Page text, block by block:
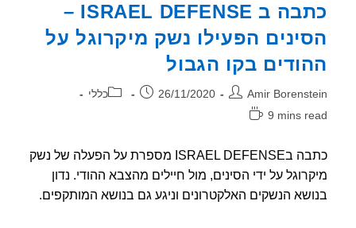
שפגעה
בדיפלומטים
–
ככל
הנראה
תוצאה
גלי
רדיו
כתבה ב ISRAEL DEFENSE –
הפעילו נשק מיקרוגל על
בקו הגבול
Amir פורסם:
26/11/2020 קטגוריה:
כללי
9 mins
כתבה בISRAEL DEFENSE מספרת על הפעלה של נשק
על ידי הסינים, מול חיילים מהצבא ההודי. נדון
הנשקים האלקטרונים וניגע גם בנושא המותקפים.